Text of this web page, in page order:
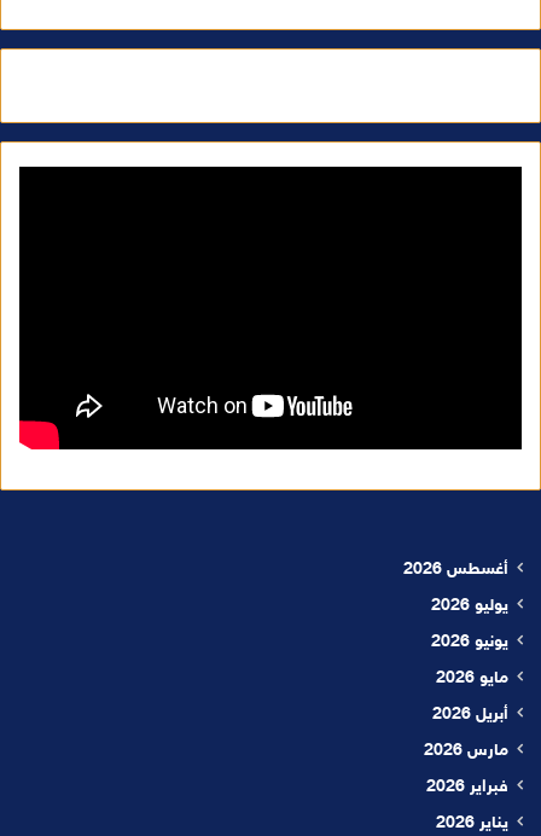
أغسطس 2026
يوليو 2026
يونيو 2026
مايو 2026
أبريل 2026
مارس 2026
فبراير 2026
يناير 2026